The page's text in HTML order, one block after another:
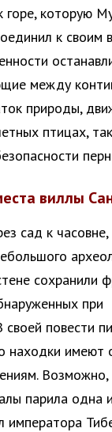
горе, которую
к своим
между
природы,
птицах,
виллы
сад к
сохранили
при
своей повести
находки имеют
Возможно,
парила одна
императора